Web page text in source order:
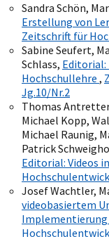
Sandra Schön,
Erstellung von
Zeitschrift für
Sabine Seufert,
Schlass, Editorial:
Hochschullehre ,
Jg.10/Nr.2
Thomas
Michael Kopp,
Michael Raunig,
Patrick
Editorial: Videos
Josef Wachtler,
videobasiertem